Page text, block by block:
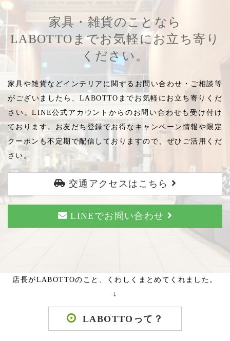
家具・雑貨のことなら
LABOTTOまでお気軽にお立ち寄り
ください。
家具や雑貨などインテリアに関するお問い合わせ・ご相談等
がございましたら、LABOTTOまでお気軽にお立ち寄りくだ
さい。LINE公式アカウントからのお問い合わせも受け付け
ております。お友だち登録でお得なキャンペーン情報や限定
クーポンも不定期で配信しておりますので、ぜひご活用くだ
さい。
交通アクセスはこちら
LINEでお問い合わせ
店長がLABOTTOのこと、くわしくまとめてくれました。
↓
LABOTTOって？